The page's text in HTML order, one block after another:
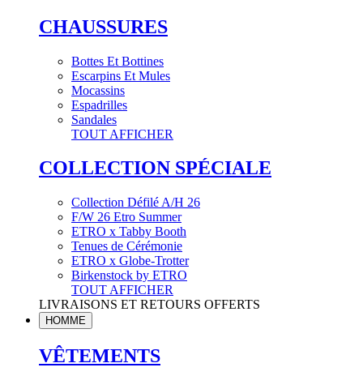
CHAUSSURES
Bottes Et Bottines
Escarpins Et Mules
Mocassins
Espadrilles
Sandales
TOUT AFFICHER
COLLECTION SPÉCIALE
Collection Défilé A/H 26
F/W 26 Etro Summer
ETRO x Tabby Booth
Tenues de Cérémonie
ETRO x Globe-Trotter
Birkenstock by ETRO
TOUT AFFICHER
LIVRAISONS ET RETOURS OFFERTS
HOMME
VÊTEMENTS